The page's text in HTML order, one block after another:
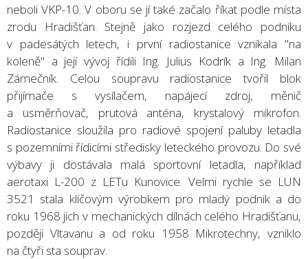
neboli VKP-10. V oboru se jí také začalo říkat podle místa
zrodu Hradišťan. Stejně jako rozjezd celého podniku
v padesátých letech, i první radiostanice vznikala "na
koleně" a její vývoj řídili Ing. Julius Kodrík a Ing. Milan
Zámečník. Celou soupravu radiostanice tvořil blok
přijímače s vysílačem, napájecí zdroj, měnič
a usměrňovač, prutová anténa, krystalový mikrofon.
Radiostanice sloužila pro radiové spojení paluby letadla
s pozemními řídicími středisky leteckého provozu. Do své
výbavy ji dostávala malá sportovní letadla, například
aerotaxi L-200 z LETu Kunovice. Velmi rychle se LUN
3521 stala klíčovým výrobkem pro mladý podnik a do
roku 1968 jich v mechanických dílnách celého Hradišťanu,
později Vltavanu a od roku 1958 Mikrotechny, vzniklo
na čtyři sta souprav.